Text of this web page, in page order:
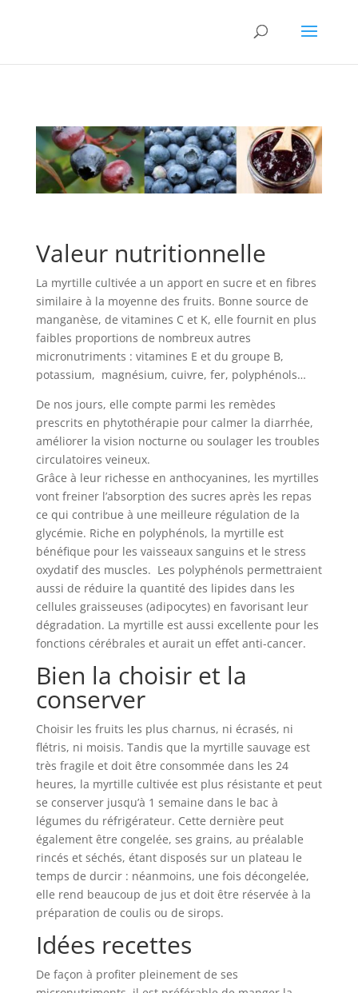
Valeur nutritionnelle
La myrtille cultivée a un apport en sucre et en fibres
similaire à la moyenne des fruits. Bonne source de
manganèse, de vitamines C et K, elle fournit en plus
faibles proportions de nombreux autres
micronutriments : vitamines E et du groupe B,
potassium, magnésium, cuivre, fer, polyphénols…
De nos jours, elle compte parmi les remèdes
prescrits en phytothérapie pour calmer la diarrhée,
améliorer la vision nocturne ou soulager les troubles
circulatoires veineux.
Grâce à leur richesse en anthocyanines, les myrtilles
vont freiner l’absorption des sucres après les repas
ce qui contribue à une meilleure régulation de la
glycémie. Riche en polyphénols, la myrtille est
bénéfique pour les vaisseaux sanguins et le stress
oxydatif des muscles. Les polyphénols permettraient
aussi de réduire la quantité des lipides dans les
cellules graisseuses (adipocytes) en favorisant leur
dégradation. La myrtille est aussi excellente pour les
fonctions cérébrales et aurait un effet anti-cancer.
Bien la choisir et la
conserver
Choisir les fruits les plus charnus, ni écrasés, ni
flétris, ni moisis. Tandis que la myrtille sauvage est
très fragile et doit être consommée dans les 24
heures, la myrtille cultivée est plus résistante et peut
se conserver jusqu’à 1 semaine dans le bac à
légumes du réfrigérateur. Cette dernière peut
également être congelée, ses grains, au préalable
rincés et séchés, étant disposés sur un plateau le
temps de durcir : néanmoins, une fois décongelée,
elle rend beaucoup de jus et doit être réservée à la
préparation de coulis ou de sirops.
Idées recettes
De façon à profiter pleinement de ses